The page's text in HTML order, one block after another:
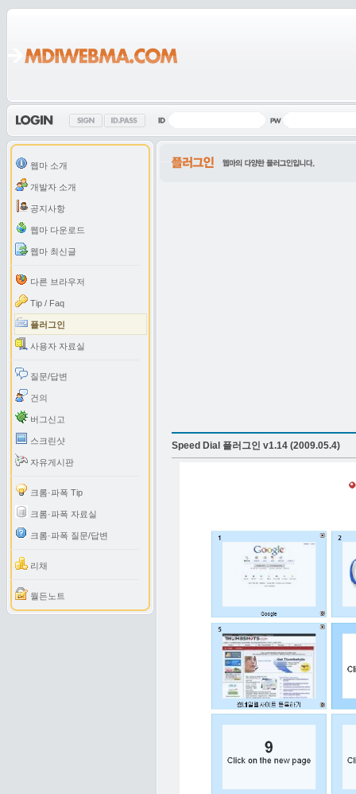
웹마 소개
개발자 소개
공지사항
웹마 다운로드
웹마 최신글
다른 브라우저
Tip / Faq
플러그인
사용자 자료실
질문/답변
건의
버그신고
스크린샷
자유게시판
크롬·파폭 Tip
크롬·파폭 자료실
크롬·파폭 질문/답변
리채
월든노트
Speed Dial 플러그인 v1.14 (2009.05.4)